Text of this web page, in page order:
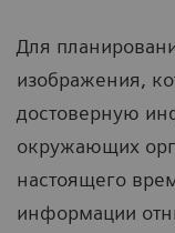
Для
изображения,
достоверную
окружающих
настоящего
информации